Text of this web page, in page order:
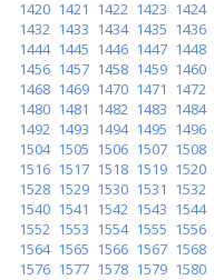
1420 1421 1422 1423 1424
1432 1433 1434 1435 1436
1444 1445 1446 1447 1448
1456 1457 1458 1459 1460
1468 1469 1470 1471 1472
1480 1481 1482 1483 1484
1492 1493 1494 1495 1496
1504 1505 1506 1507 1508
1516 1517 1518 1519 1520
1528 1529 1530 1531 1532
1540 1541 1542 1543 1544
1552 1553 1554 1555 1556
1564 1565 1566 1567 1568
1576 1577 1578 1579 1580